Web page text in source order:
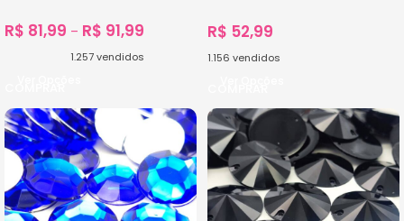
R$ 81,99 – R$ 91,99
1.257vendidos
R$ 52,99
1.156 vendidos